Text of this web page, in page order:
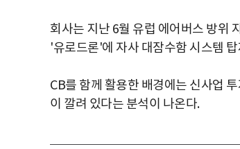
회사는 지난 6월 유럽 에어버스 방위
'유로드론'에 자사 대잠수함 시스템
CB를 함께 활용한 배경에는 신사업
이 깔려 있다는 분석이 나온다.